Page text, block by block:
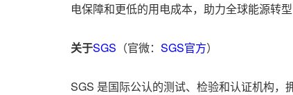
电保障和更低的用电成本，助力全球能源转型
关于SGS （官微： SGS官方）
SGS 是国际公认的测试、检验和认证机构